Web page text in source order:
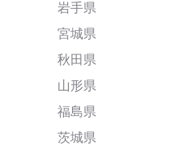
岩手県
宮城県
秋田県
山形県
福島県
茨城県